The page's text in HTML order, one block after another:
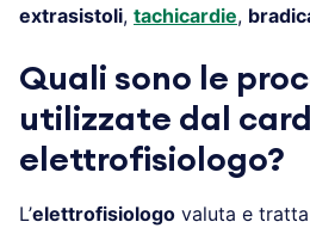
extrasistoli, tachicardie,
Quali sono le
utilizzate dal
elettrofisiologo?
L’elettrofisiologo valuta e